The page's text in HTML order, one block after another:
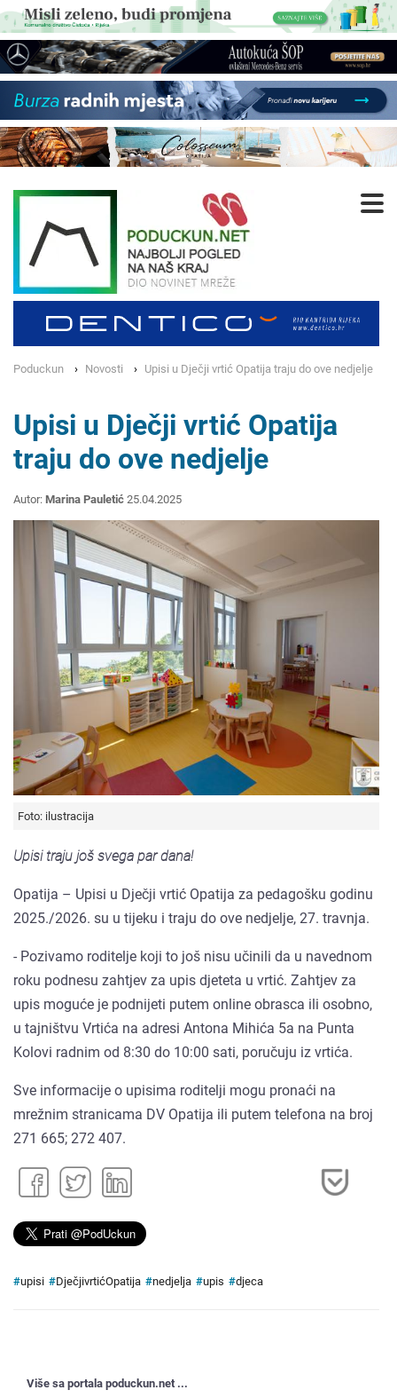
Poduckun Novosti Upisi u Dječji vrtić Opatija traju do ove nedjelje
Upisi u Dječji vrtić Opatija
traju do ove nedjelje
Autor: Marina Pauletić 25.04.2025
Foto: ilustracija
Upisi traju još svega par dana!
Opatija – Upisi u Dječji vrtić Opatija za pedagošku godinu
2025./2026. su u tijeku i traju do ove nedjelje, 27. travnja.
- Pozivamo roditelje koji to još nisu učinili da u navednom
roku podnesu zahtjev za upis djeteta u vrtić. Zahtjev za
upis moguće je podnijeti putem online obrasca ili osobno,
u tajništvu Vrtića na adresi Antona Mihića 5a na Punta
Kolovi radnim od 8:30 do 10:00 sati, poručuju iz vrtića.
Sve informacije o upisima roditelji mogu pronaći na
mrežnim stranicama DV Opatija ili putem telefona na broj
271 665; 272 407.
#upisi #DječjivrtićOpatija #nedjelja #upis #djeca
Više sa portala poduckun.net ...